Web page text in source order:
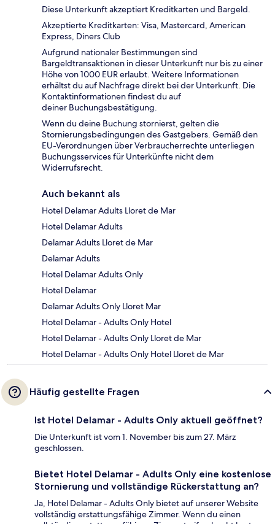
Diese Unterkunft akzeptiert Kreditkarten und Bargeld.
Akzeptierte Kreditkarten: Visa, Mastercard, American
Express, Diners Club
Aufgrund nationaler Bestimmungen sind
Bargeldtransaktionen in dieser Unterkunft nur bis zu einer
Höhe von 1000 EUR erlaubt. Weitere Informationen
erhältst du auf Nachfrage direkt bei der Unterkunft. Die
Kontaktinformationen findest du auf
deiner Buchungsbestätigung.
Wenn du deine Buchung stornierst, gelten die
Stornierungsbedingungen des Gastgebers. Gemäß den
EU-Verordnungen über Verbraucherrechte unterliegen
Buchungsservices für Unterkünfte nicht dem
Widerrufsrecht.
Auch bekannt als
Hotel Delamar Adults Lloret de Mar
Hotel Delamar Adults
Delamar Adults Lloret de Mar
Delamar Adults
Hotel Delamar Adults Only
Hotel Delamar
Delamar Adults Only Lloret Mar
Hotel Delamar - Adults Only Hotel
Hotel Delamar - Adults Only Lloret de Mar
Hotel Delamar - Adults Only Hotel Lloret de Mar
Häufig gestellte Fragen
Ist Hotel Delamar - Adults Only aktuell geöffnet?
Die Unterkunft ist vom 1. November bis zum 27. März
geschlossen.
Bietet Hotel Delamar - Adults Only eine kostenlose
Stornierung und vollständige Rückerstattung an?
Ja, Hotel Delamar - Adults Only bietet auf unserer Website
vollständig erstattungsfähige Zimmer. Wenn du einen